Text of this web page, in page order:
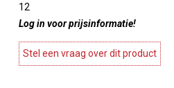
12
Log in voor prijsinformatie!
Stel een vraag over dit product